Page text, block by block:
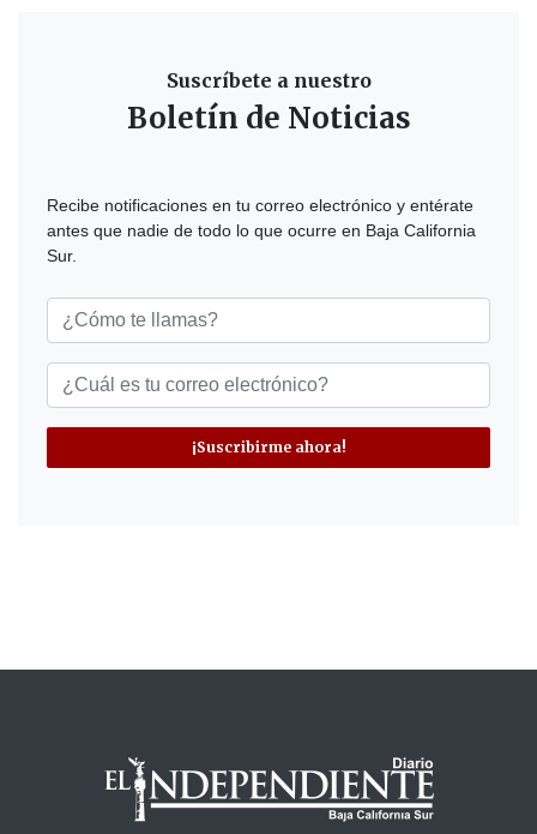
Suscríbete a nuestro
Boletín de Noticias
Recibe notificaciones en tu correo electrónico y entérate
antes que nadie de todo lo que ocurre en Baja California
Sur.
¡Suscribirme ahora!